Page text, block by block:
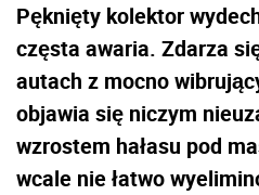
Pęknięty kolektor
częsta awaria. Zdarza
autach z mocno
objawia się niczym
wzrostem hałasu pod
wcale nie łatwo